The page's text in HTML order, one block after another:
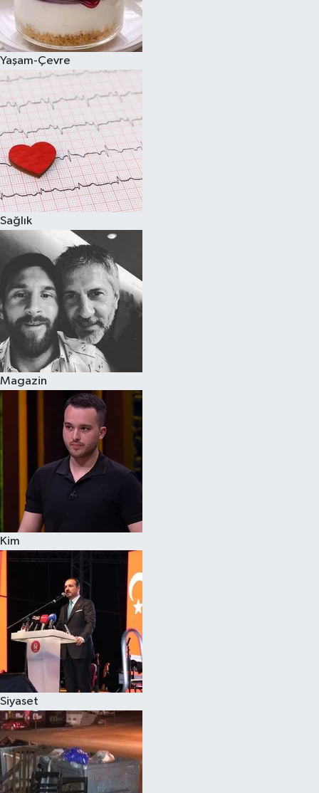
Yaşam-Çevre
Sağlık
Magazin
Kim
Siyaset
Burç Yorumları
Çocuk
Eğitim
Hava Durumu
Kadın
Kim kimdir?
Kültür Sanat
Sağlık
Siyaset
Teknoloji
Televizyon
Yaşam-Çevre